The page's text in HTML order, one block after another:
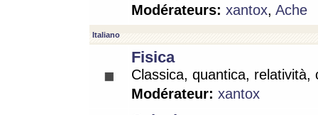
Modérateurs: xantox, Ache
Italiano
Fisica
Classica, quantica, relatività,
Modérateur: xantox